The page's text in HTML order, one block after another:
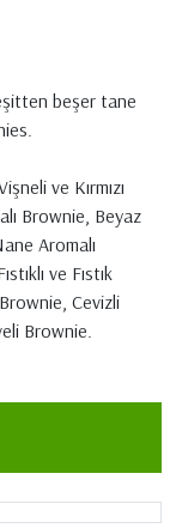
beşer tane
ve Kırmızı
Brownie, Beyaz
Aromalı
ve Fıstık
Brownie, Cevizli
Brownie.